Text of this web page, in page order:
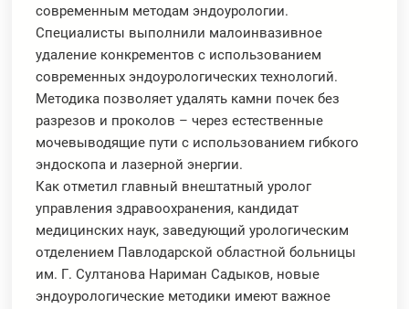
современным методам эндоурологии.
Специалисты выполнили малоинвазивное
удаление конкрементов с использованием
современных эндоурологических технологий.
Методика позволяет удалять камни почек без
разрезов и проколов – через естественные
мочевыводящие пути с использованием гибкого
эндоскопа и лазерной энергии.
Как отметил главный внештатный уролог
управления здравоохранения, кандидат
медицинских наук, заведующий урологическим
отделением Павлодарской областной больницы
им. Г. Султанова Нариман Садыков, новые
эндоурологические методики имеют важное